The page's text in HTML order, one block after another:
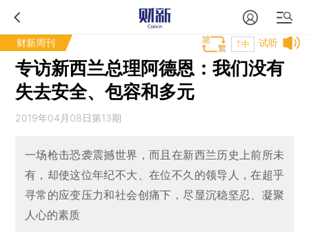
财新周刊 试听
T中
专访新西兰总理阿德恩：我们没有
失去安全、包容和多元
2019年04月08日第13期
一场枪击恐袭震撼世界，而且在新西兰历史上前所未
有，却使这位年纪不大、在位不久的领导人，在超乎
寻常的应变压力和社会创痛下，尽显沉稳坚忍、凝聚
人心的素质